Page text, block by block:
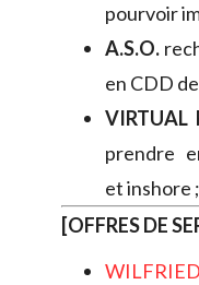
pourvoir
A.S.O.
en CDD
VIRTUAL
prendre
et inshore
[OFFRES DE